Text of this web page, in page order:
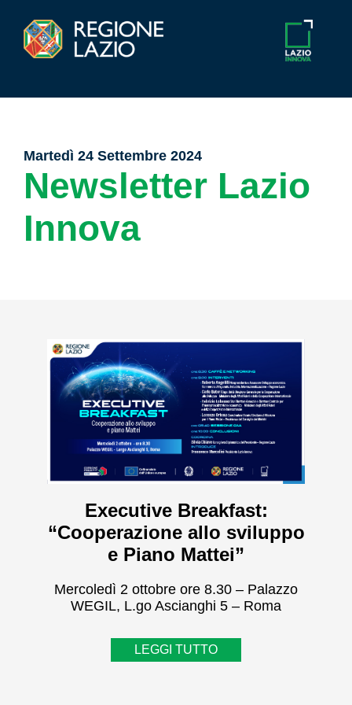
Martedì 24 Settembre 2024
Newsletter Lazio
Innova
Executive Breakfast:
“Cooperazione allo sviluppo
e Piano Mattei”
Mercoledì 2 ottobre ore 8.30 – Palazzo
WEGIL, L.go Ascianghi 5 – Roma
LEGGI TUTTO